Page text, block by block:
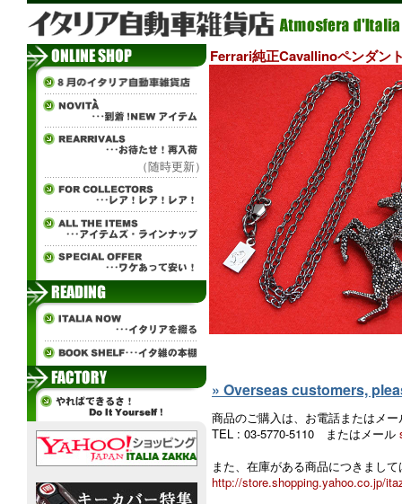
（随時更新）
Ferrari純正Cavallinoペンダン
» Overseas customers,
商品のご購入は、お電話またはメ
TEL : 03-5770-5110 またはメール
また、在庫がある商品につきまし
http://store.shopping.yahoo.co.jp/